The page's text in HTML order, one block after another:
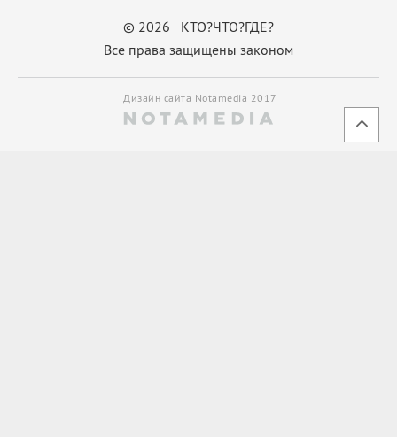
© 2026 КТО?ЧТО?ГДЕ?
Все права защищены законом
Дизайн сайта Notamedia 2017